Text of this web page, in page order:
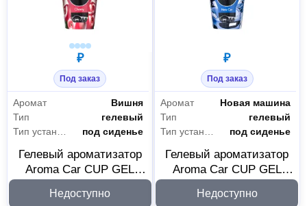
₽
Под заказ
Аромат
Вишня
Тип
гелевый
под сиденье
Гелевый ароматизатор
Aroma Car CUP GEL
Недоступно
₽
Под заказ
Аромат
Новая машина
Тип
гелевый
под сиденье
Гелевый ароматизатор
Aroma Car CUP GEL
Недоступно